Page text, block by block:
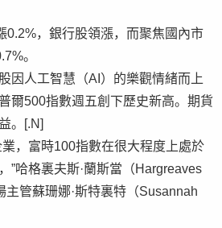
0.2%，銀行股領漲，而聚焦國內市
。
因人工智慧（AI）的樂觀情緒而上
爾500指數週五創下歷史新高。期貨
。[.N]
，富時100指數在很大程度上處於
”哈格裏夫斯·蘭斯當（Hargreaves
主管蘇珊娜·斯特裏特（Susannah